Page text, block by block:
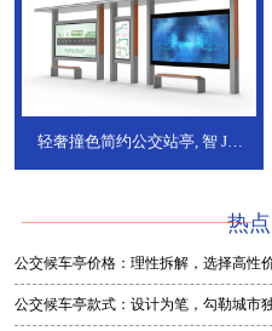
轻奢撞色简约公交站亭, 智 JT-
热
公交候车亭价格：理性拆解，选择高性
公交候车亭款式：设计为笔，勾勒城市